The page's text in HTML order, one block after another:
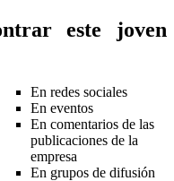
este joven
En redes sociales
En eventos
En comentarios de las
publicaciones de la
empresa
En grupos de difusión